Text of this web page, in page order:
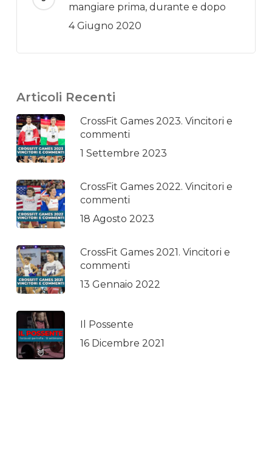
mangiare prima, durante e dopo
4 Giugno 2020
Articoli Recenti
CrossFit Games 2023. Vincitori e
commenti
1 Settembre 2023
CrossFit Games 2022. Vincitori e
commenti
18 Agosto 2023
CrossFit Games 2021. Vincitori e
commenti
13 Gennaio 2022
Il Possente
16 Dicembre 2021